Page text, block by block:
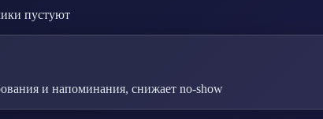
пустуют
и напоминания, снижает no-show